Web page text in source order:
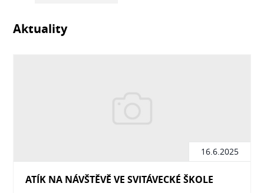
Aktuality
16.6.2025
ATÍK NA NÁVŠTĚVĚ VE SVITÁVECKÉ ŠKOLE